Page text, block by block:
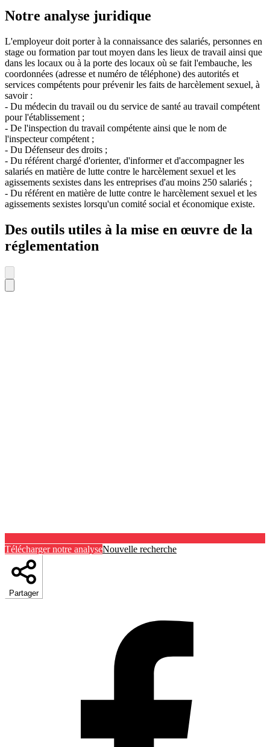
Notre analyse juridique
L'employeur doit porter à la connaissance des salariés, personnes en
stage ou formation par tout moyen dans les lieux de travail ainsi que
dans les locaux ou à la porte des locaux où se fait l'embauche, les
coordonnées (adresse et numéro de téléphone) des autorités et
services compétents pour prévenir les faits de harcèlement sexuel, à
savoir :
- Du médecin du travail ou du service de santé au travail compétent
pour l'établissement ;
- De l'inspection du travail compétente ainsi que le nom de
l'inspecteur compétent ;
- Du Défenseur des droits ;
- Du référent chargé d'orienter, d'informer et d'accompagner les
salariés en matière de lutte contre le harcèlement sexuel et les
agissements sexistes dans les entreprises d'au moins 250 salariés ;
- Du référent en matière de lutte contre le harcèlement sexuel et les
agissements sexistes lorsqu'un comité social et économique existe.
Des outils utiles à la mise en œuvre de la
réglementation
Télécharger notre analyseNouvelle recherche
Partager